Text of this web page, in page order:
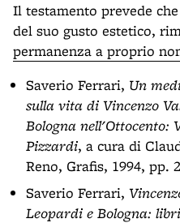
Il testamento prevede
del suo gusto estetico,
permanenza a proprio
Saverio Ferrari, Un
sulla vita di Vincenzo
Bologna nell'Ottocento:
Pizzardi, a cura di
Reno, Grafis, 1994, pp.
Saverio Ferrari,
Leopardi e Bologna: